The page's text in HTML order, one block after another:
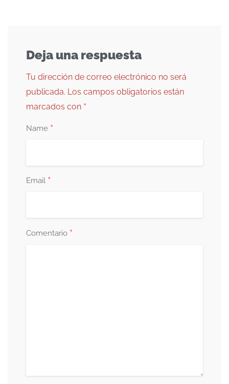
Deja una respuesta
Tu dirección de correo electrónico no será
publicada. Los campos obligatorios están
marcados con *
Name *
Email *
Comentario *